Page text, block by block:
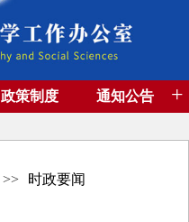
政策制度 通知公告 +
>> 时政要闻